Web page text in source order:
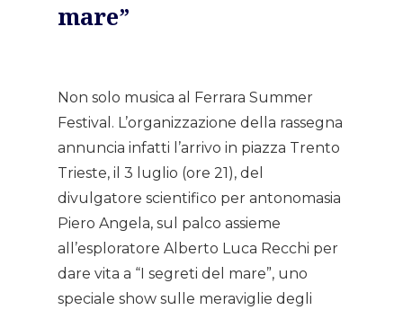
mare”
Non solo musica al Ferrara Summer
Festival. L’organizzazione della rassegna
annuncia infatti l’arrivo in piazza Trento
Trieste, il 3 luglio (ore 21), del
divulgatore scientifico per antonomasia
Piero Angela, sul palco assieme
all’esploratore Alberto Luca Recchi per
dare vita a “I segreti del mare”, uno
speciale show sulle meraviglie degli
Gallery
Expeditions
Shop
Contacts